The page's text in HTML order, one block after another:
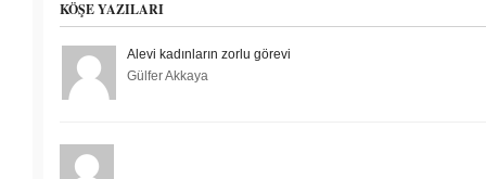
KÖŞE YAZILARI
Alevi kadınların zorlu görevi
Gülfer Akkaya